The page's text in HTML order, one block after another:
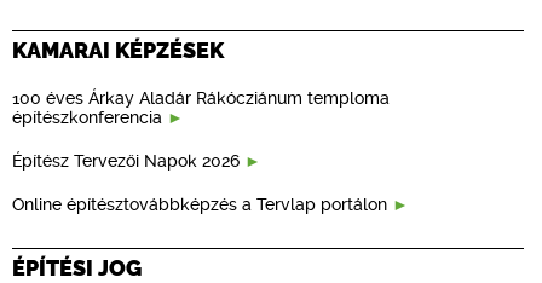
KAMARAI KÉPZÉSEK
100 éves Árkay Aladár Rákócziánum temploma
építészkonferencia
Építész Tervezői Napok 2026
Online építésztovábbképzés a Tervlap portálon
ÉPÍTÉSI JOG